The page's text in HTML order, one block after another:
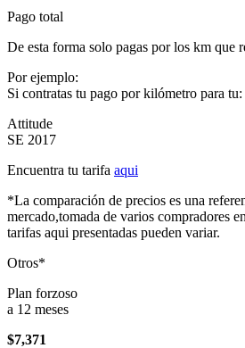
Pago total
De esta forma solo pagas por los km que
Por ejemplo:
Si contratas tu pago por kilómetro para tu:
Attitude
SE 2017
Encuentra tu tarifa aqui
*La comparación de precios es una
mercado,tomada de varios compradores
tarifas aqui presentadas pueden variar.
Otros*
Plan forzoso
a 12 meses
$7,371